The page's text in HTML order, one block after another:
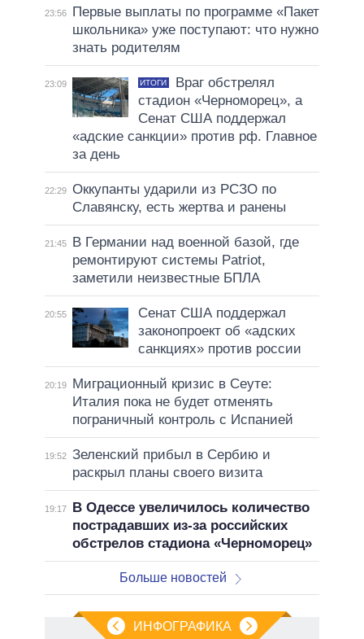
23:56
Первые выплаты по программе «Пакет
школьника» уже поступают: что нужно
знать родителям
23:09 ИТОГИ
Враг обстрелял
стадион «Черноморец», а
Сенат США поддержал
«адские санкции» против рф. Главное
за день
22:29 Оккупанты ударили из РСЗО по
Славянску, есть жертва и ранены
21:45
В Германии над военной базой, где
ремонтируют системы Patriot,
заметили неизвестные БПЛА
20:55
Сенат США поддержал
законопроект об «адских
санкциях» против россии
20:19
Миграционный кризис в Сеуте:
Италия пока не будет отменять
пограничный контроль с Испанией
19:52 Зеленский прибыл в Сербию и
раскрыл планы своего визита
19:17
В Одессе увеличилось количество
пострадавших из-за российских
обстрелов стадиона «Черноморец»
Больше новостей
ИНФОГРАФИКА